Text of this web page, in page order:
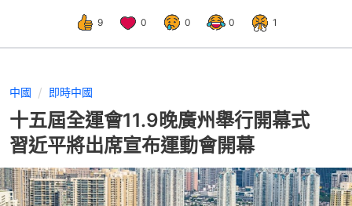
9 0 0 0 1
中國 即時中國
十五屆全運會11.9晚廣州舉行開幕式
習近平將出席宣布運動會開幕